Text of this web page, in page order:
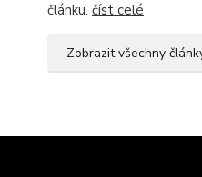
článku. číst celé
Zobrazit všechny